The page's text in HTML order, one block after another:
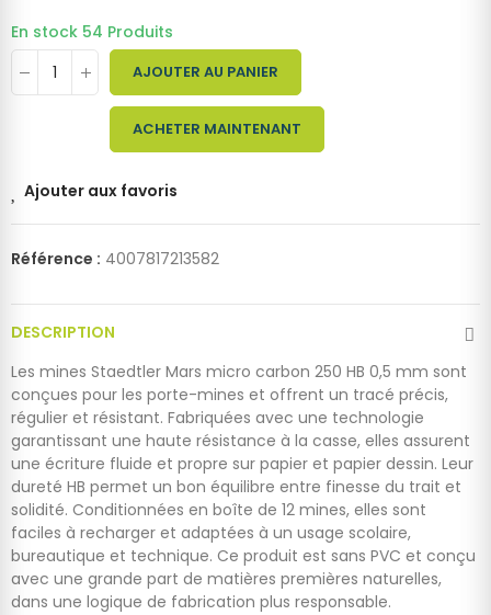
En stock 54 Produits
AJOUTER AU PANIER
ACHETER MAINTENANT
Ajouter aux favoris
Référence : 4007817213582
DESCRIPTION
Les mines Staedtler Mars micro carbon 250 HB 0,5 mm sont
conçues pour les porte-mines et offrent un tracé précis,
régulier et résistant. Fabriquées avec une technologie
garantissant une haute résistance à la casse, elles assurent
une écriture fluide et propre sur papier et papier dessin. Leur
dureté HB permet un bon équilibre entre finesse du trait et
solidité. Conditionnées en boîte de 12 mines, elles sont
faciles à recharger et adaptées à un usage scolaire,
bureautique et technique. Ce produit est sans PVC et conçu
avec une grande part de matières premières naturelles,
dans une logique de fabrication plus responsable.